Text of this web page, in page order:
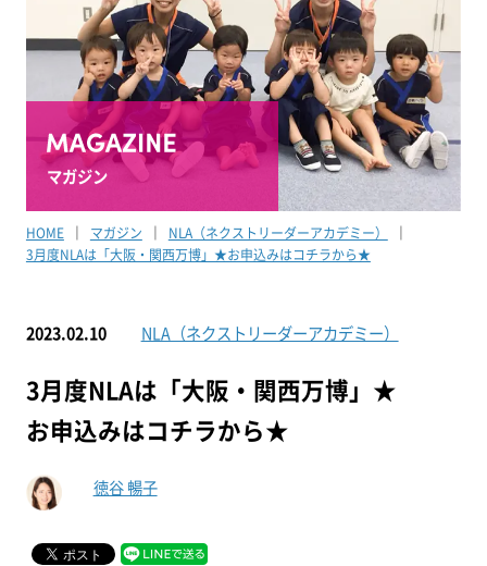
マガジン
HOME マガジン
NLA（ネクストリーダーアカデミー）
3月度NLAは「大阪・関西万博」★お申込みはコチラから★
2023.02.10 NLA（ネクストリーダーアカデミー）
3月度NLAは「大阪・関西万博」★
お申込みはコチラから★
徳谷 暢子